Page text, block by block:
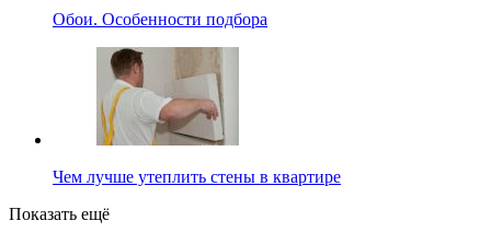
Обои. Особенности подбора
Чем лучше утеплить стены в квартире
Показать ещё